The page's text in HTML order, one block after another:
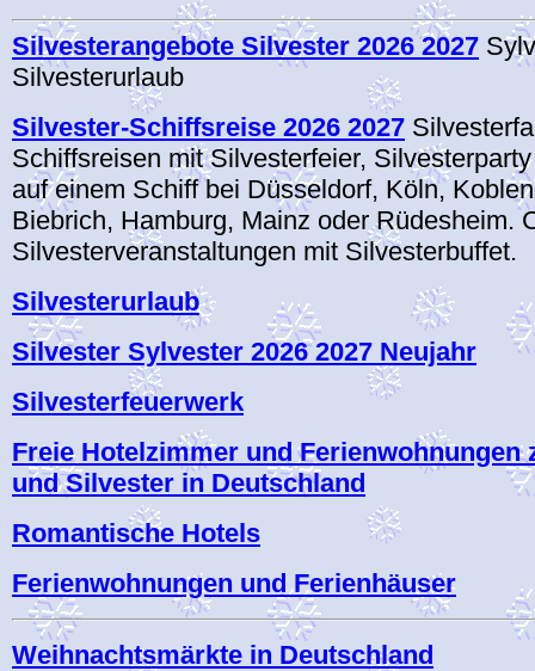
Silvesterangebote Silvester 2026 2027
Silvesterurlaub
Silvester-Schiffsreise 2026 2027
Schiffsreisen mit Silvesterfeier,
auf einem Schiff bei Düsseldorf, Köln,
Biebrich, Hamburg, Mainz oder Rüdesheim.
Silvesterveranstaltungen mit Silvesterbuffet.
Silvesterurlaub
Silvester Sylvester 2026 2027 Neujahr
Silvesterfeuerwerk
Freie Hotelzimmer und Ferienwohnungen
und Silvester in Deutschland
Romantische Hotels
Ferienwohnungen und Ferienhäuser
Weihnachtsmärkte in Deutschland